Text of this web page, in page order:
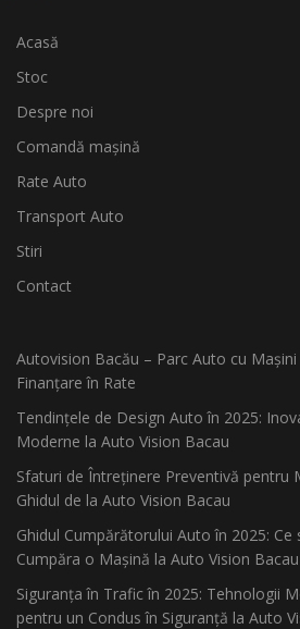
Acasă
Stoc
Despre noi
Comandă mașină
Rate Auto
Transport Auto
Stiri
Contact
Autovision Bacău – Parc Auto cu
Finanțare în Rate
Tendințele de Design Auto în 2025:
Moderne la Auto Vision Bacau
Sfaturi de Întreținere Preventivă pentru
Ghidul de la Auto Vision Bacau
Ghidul Cumpărătorului Auto în 2025: Ce
Cumpăra o Mașină la Auto Vision Bacau
Siguranța în Trafic în 2025: Tehnologii
pentru un Condus în Siguranță la Auto